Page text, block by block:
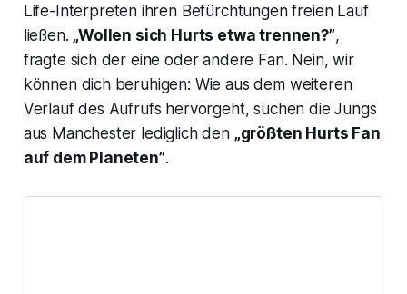
Life-Interpreten ihren Befürchtungen freien Lauf
ließen. „Wollen sich Hurts etwa trennen?”,
fragte sich der eine oder andere Fan. Nein, wir
können dich beruhigen: Wie aus dem weiteren
Verlauf des Aufrufs hervorgeht, suchen die Jungs
aus Manchester lediglich den „größten Hurts Fan
auf dem Planeten”.